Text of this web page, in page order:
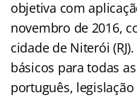
objetiva com
novembro de 2016,
cidade de Niterói
básicos para todas
português,